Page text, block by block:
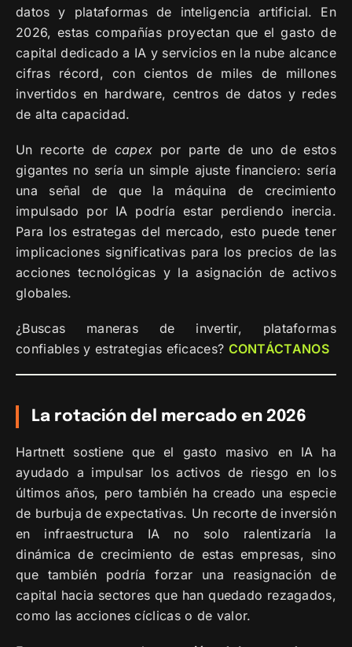
datos y plataformas de inteligencia artificial. En
2026, estas compañías proyectan que el gasto de
capital dedicado a IA y servicios en la nube alcance
cifras récord, con cientos de miles de millones
invertidos en hardware, centros de datos y redes
de alta capacidad.
Un recorte de capex por parte de uno de estos
gigantes no sería un simple ajuste financiero: sería
una señal de que la máquina de crecimiento
impulsado por IA podría estar perdiendo inercia.
Para los estrategas del mercado, esto puede tener
implicaciones significativas para los precios de las
acciones tecnológicas y la asignación de activos
globales.
¿Buscas maneras de invertir, plataformas
confiables y estrategias eficaces? CONTÁCTANOS
La rotación del mercado en 2026
Hartnett sostiene que el gasto masivo en IA ha
ayudado a impulsar los activos de riesgo en los
últimos años, pero también ha creado una especie
de burbuja de expectativas. Un recorte de inversión
en infraestructura IA no solo ralentizaría la
dinámica de crecimiento de estas empresas, sino
que también podría forzar una reasignación de
capital hacia sectores que han quedado rezagados,
como las acciones cíclicas o de valor.